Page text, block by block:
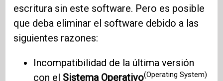
escritura sin este software. Pero es posible
que deba eliminar el software debido a las
siguientes razones:
Incompatibilidad de la última versión
con el Sistema Operativo(Operating System)